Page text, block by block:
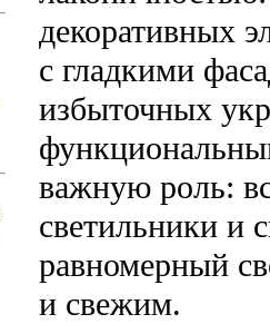
декоративных
с гладкими
избыточных
важную роль:
светильники и
равномерный
и свежим.